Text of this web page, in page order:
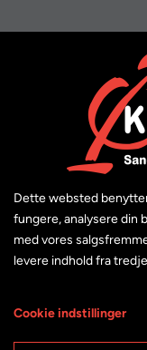
Dette websted
fungere, analysere din
med vores
levere indhold fra
Cookie indstillinger